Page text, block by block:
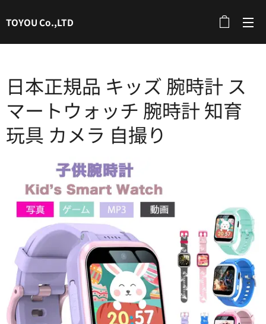
TOYOU Co.,LTD
日本正規品 キッズ 腕時計 ス
マートウォッチ 腕時計 知育
玩具 カメラ 自撮り